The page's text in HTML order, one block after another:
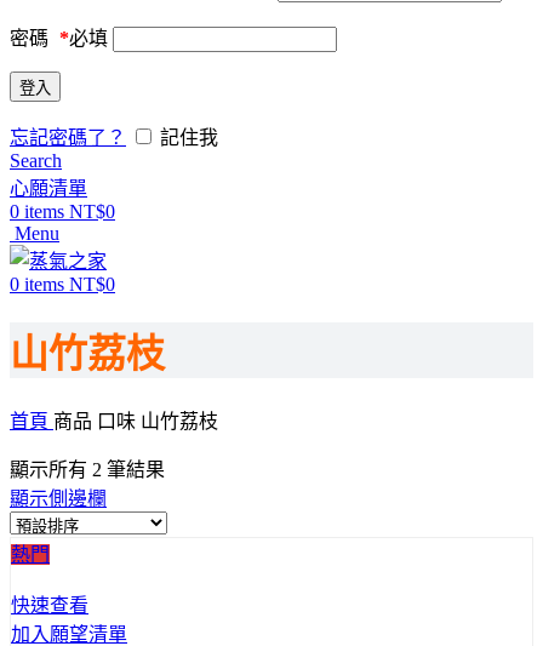
密碼 *必填
登入
忘記密碼了？
記住我
Search
心願清單
0 items NT$0
Menu
0 items NT$0
山竹荔枝
首頁 商品 口味 山竹荔枝
顯示所有 2 筆結果
顯示側邊欄
熱門
快速查看
加入願望清單